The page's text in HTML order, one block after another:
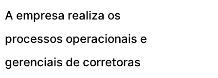
A empresa realiza os
processos operacionais e
gerenciais de corretoras